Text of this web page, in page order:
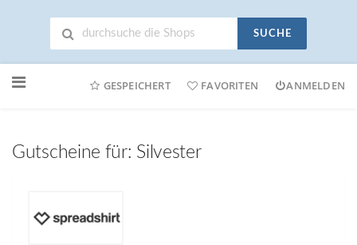
SUCHE
Online-
GESPEICHERT FAVORITEN ANMELDEN
Gutscheine für: Silvester